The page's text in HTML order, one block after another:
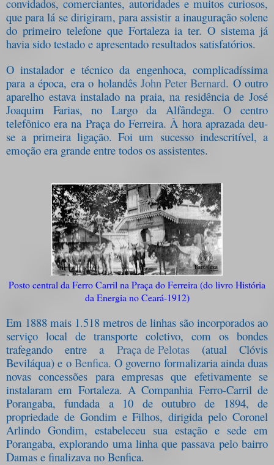
convidados, comerciantes, autoridades e muitos curiosos,
que para lá se dirigiram, para assistir a inauguração solene
do primeiro telefone que Fortaleza ia ter. O sistema já
havia sido testado e apresentado resultados satisfatórios.
O instalador e técnico da engenhoca, complicadíssima
para a época, era o holandês John Peter Bernard. O outro
aparelho estava instalado na praia, na residência de José
Joaquim Farias, no Largo da Alfândega. O centro
telefônico era na Praça do Ferreira. À hora aprazada deu-
se a primeira ligação. Foi um sucesso indescritível, a
emoção era grande entre todos os assistentes.
Posto central da Ferro Carril na Praça do Ferreira (do livro História
da Energia no Ceará-1912)
Em 1888 mais 1.518 metros de linhas são incorporados ao
serviço local de transporte coletivo, com os bondes
trafegando entre a Praça de Pelotas(atual Clóvis
Beviláqua) e o Benfica. O governo formalizaria ainda duas
novas concessões para empresas que efetivamente se
instalaram em Fortaleza. A Companhia Ferro-Carril de
Porangaba, fundada a 10 de outubro de 1894, de
propriedade de Gondim e Filhos, dirigida pelo Coronel
Arlindo Gondim, estabeleceu sua estação e sede em
Porangaba, explorando uma linha que passava pelo bairro
Damas e finalizava no Benfica.